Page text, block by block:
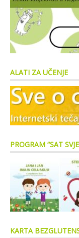
ALATI ZA UČENJE
PROGRAM “SAT
KARTA